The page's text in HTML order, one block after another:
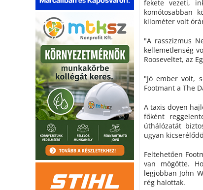
fekete vezeti,
komótosabban
kilométer volt
"A rasszizmus
kellemetlenség
Rooseveltet, az
"Jó ember volt,
Footmant a The
A taxis doyen
főként
úthálózatát
ugyan
Feltehetően
van mögötte.
legjobban John
rég halottak.